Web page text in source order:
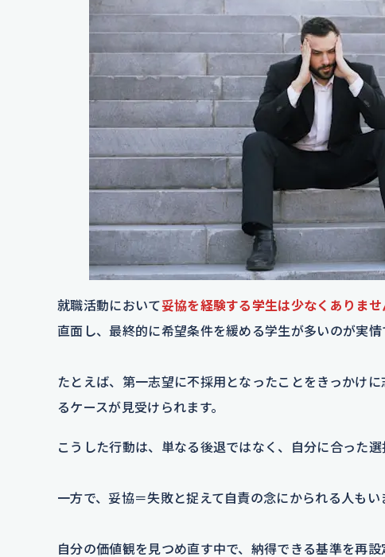
就職活動において妥協を経験する学生は少なくありませ
直面し、最終的に希望条件を緩める学生が多いのが実情
たとえば、第一志望に不採用となったことをきっかけ
るケースが見受けられます。
こうした行動は、単なる後退ではなく、自分に合った
一方で、妥協＝失敗と捉えて自責の念にかられる人も
自分の価値観を見つめ直す中で、納得できる基準を再